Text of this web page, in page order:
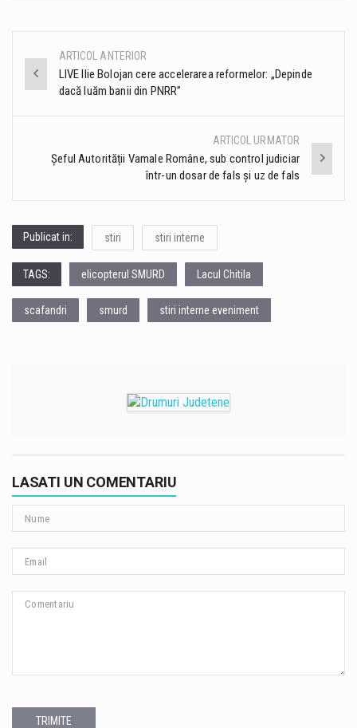
Post
navigation
ARTICOL ANTERIOR
LIVE Ilie Bolojan cere accelerarea reformelor: „Depinde
dacă luăm banii din PNRR”
ARTICOL URMATOR
Șeful Autorității Vamale Române, sub control judiciar
într-un dosar de fals și uz de fals
Publicat in: stiri stiri interne
TAGS: elicopterul SMURD Lacul Chitila
scafandri smurd stiri interne eveniment
LASATI UN COMENTARIU
TRIMITE